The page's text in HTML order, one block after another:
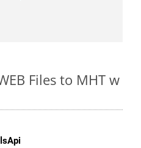
Files to MHT w